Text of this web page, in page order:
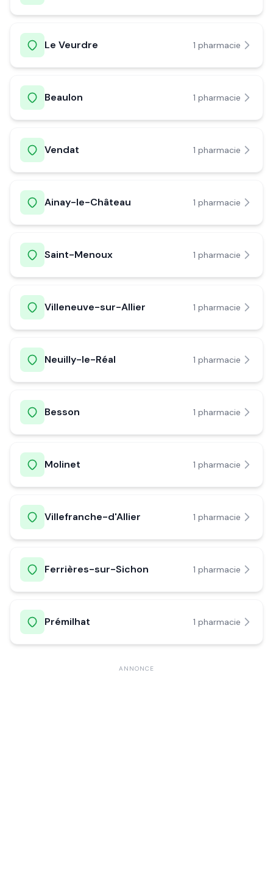
Le Veurdre 1 pharmacie
Beaulon 1 pharmacie
Vendat 1 pharmacie
Ainay-le-Château 1 pharmacie
Saint-Menoux 1 pharmacie
Villeneuve-sur-Allier 1 pharmacie
Neuilly-le-Réal 1 pharmacie
Besson 1 pharmacie
Molinet 1 pharmacie
Villefranche-d'Allier 1 pharmacie
Ferrières-sur-Sichon 1 pharmacie
Prémilhat 1 pharmacie
ANNONCE